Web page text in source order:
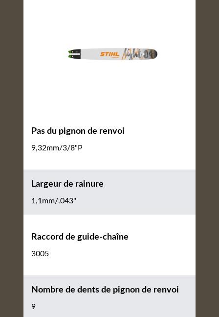
Pas du pignon de renvoi
9,32mm/3/8"P
Largeur de rainure
1,1mm/.043"
Raccord de guide-chaîne
3005
Nombre de dents de pignon de renvoi
9